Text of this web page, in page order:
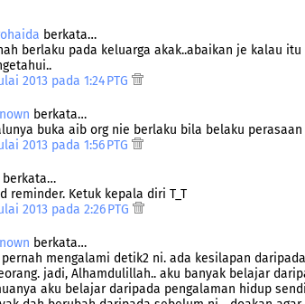
berkata…
berlaku pada keluarga akak..abaikan je kalau
2013 pada 1:24 PTG
berkata…
buka aib org nie berlaku bila belaku perasaan
2013 pada 1:56 PTG
berkata…
reminder. Ketuk kepala diri T_T
2013 pada 2:26 PTG
berkata…
mengalami detik2 ni. ada kesilapan
jadi, Alhamdulillah.. aku banyak belajar
aku belajar daripada pengalaman hidup